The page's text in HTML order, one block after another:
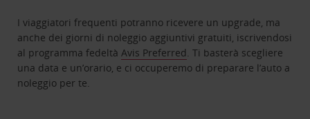
I viaggiatori frequenti potranno ricevere un upgrade, ma
anche dei giorni di noleggio aggiuntivi gratuiti, iscrivendosi
al programma fedeltàAvis Preferred. Ti basterà scegliere
una data e un’orario, e ci occuperemo di preparare l’auto a
noleggio per te.